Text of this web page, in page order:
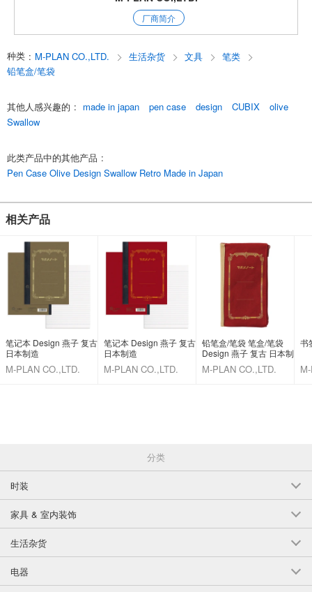
*一物多用，可用作智能手机等小件物品的收纳盒或存折包。
*采用厚实坚固的驼峰材料，保持了燕子笔记本的传统设计，不会因用力使
用而凹陷。
笔袋 Swallow x CUBIX Retro Design 共有四种颜色可供选择：深蓝色、灰
色、橄榄色和引擎色。
厂商简介
种类 : M-PLAN CO.,LTD. 生活杂货 文具
笔类
铅笔盒/笔袋
其他人感兴趣的 : made in japan pen case design CUBIX
olive
Swallow
此类产品中的其他产品 :
Pen Case Olive Design Swallow Retro Made in Japan
相关产品
笔记本 Design 燕子 复古
日本制造
M-PLAN CO.,LTD.
笔记本 Design 燕子 复古
日本制造
M-PLAN CO.,LTD.
铅笔盒/笔袋 笔盒/笔袋
Design 燕子 复古 日本制
造
M-PLAN CO.,LTD.
书
分类
时装
家具 & 室内装饰
生活杂货
电器